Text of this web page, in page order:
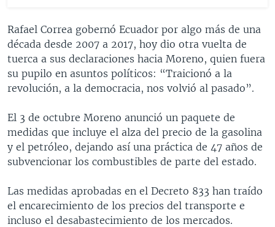
Rafael Correa gobernó Ecuador por algo más de una
década desde 2007 a 2017, hoy dio otra vuelta de
tuerca a sus declaraciones hacia Moreno, quien fuera
su pupilo en asuntos políticos: “Traicionó a la
revolución, a la democracia, nos volvió al pasado”.
El 3 de octubre Moreno anunció un paquete de
medidas que incluye el alza del precio de la gasolina
y el petróleo, dejando así una práctica de 47 años de
subvencionar los combustibles de parte del estado.
Las medidas aprobadas en el Decreto 833 han traído
el encarecimiento de los precios del transporte e
incluso el desabastecimiento de los mercados.